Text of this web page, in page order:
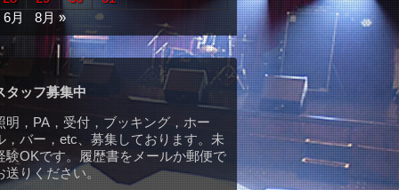
6月
8月 »
タッフ募集中
明，PA，受付，ブッキング，ホー
，バー，etc、募集しております。未
験OKです。履歴書をメールか郵便で
送りください。